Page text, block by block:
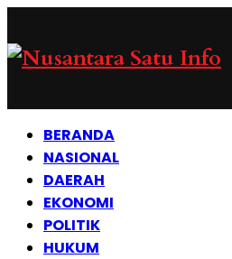
BERANDA
NASIONAL
DAERAH
EKONOMI
POLITIK
HUKUM